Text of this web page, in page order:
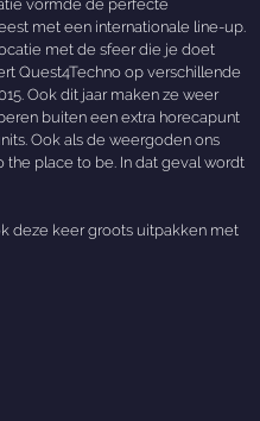
vormde de perfecte
met een internationale line-up.
met de sfeer die je doet
Quest4Techno op verschillende
Ook dit jaar maken ze weer
buiten een extra horecapunt
Ook als de weergoden ons
the place to be. In dat geval wordt
deze keer groots uitpakken met